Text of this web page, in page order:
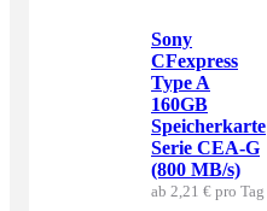
Sony
CFexpress
Type A
160GB
Speicherkarte
Serie CEA-G
(800 MB/s)
ab 2,21 € pro Tag